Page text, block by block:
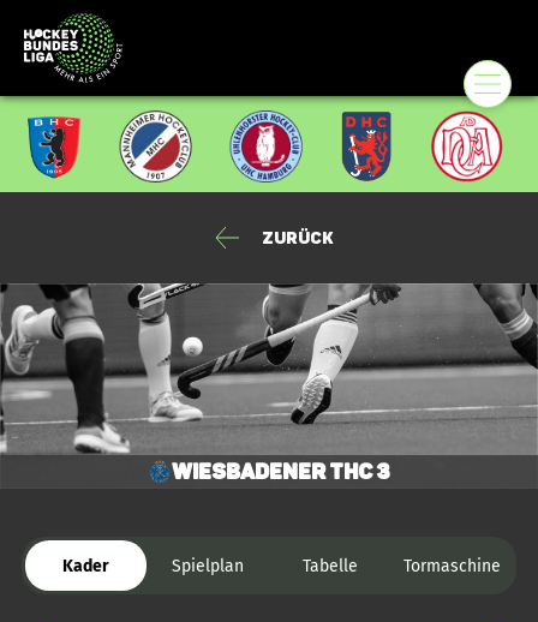
Zurück
Wiesbadener THC 3
Kader Spielplan Tabelle Tormaschine